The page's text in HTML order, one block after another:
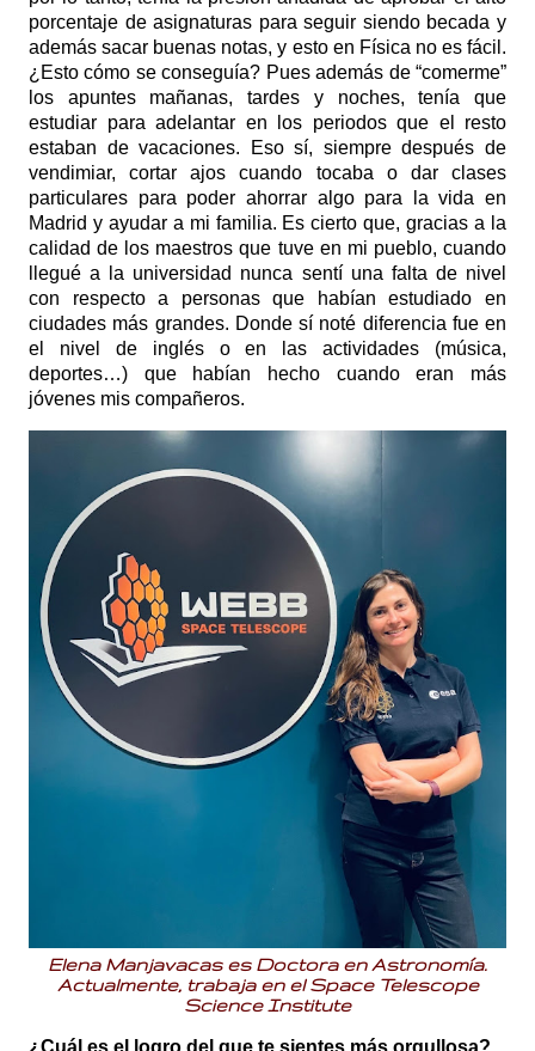
porcentaje de asignaturas para seguir siendo becada y
además sacar buenas notas, y esto en Física no es fácil.
¿Esto cómo se conseguía? Pues además de “comerme”
los apuntes mañanas, tardes y noches, tenía que
estudiar para adelantar en los periodos que el resto
estaban de vacaciones. Eso sí, siempre después de
vendimiar, cortar ajos cuando tocaba o dar clases
particulares para poder ahorrar algo para la vida en
Madrid y ayudar a mi familia. Es cierto que, gracias a la
calidad de los maestros que tuve en mi pueblo, cuando
llegué a la universidad nunca sentí una falta de nivel
con respecto a personas que habían estudiado en
ciudades más grandes. Donde sí noté diferencia fue en
el nivel de inglés o en las actividades (música,
deportes…) que habían hecho cuando eran más
jóvenes mis compañeros.
Elena Manjavacas es Doctora en Astronomía.
Actualmente, trabaja en elSpace Telescope
Science Institute
¿Cuál es el logro del que te sientes más orgullosa?